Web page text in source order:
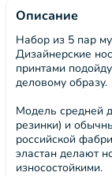
Описание
Набор из 5 пар
Дизайнерские
принтами
деловому образу.
Модель средней
резинки) и
российской
эластан делают
износостойкими.